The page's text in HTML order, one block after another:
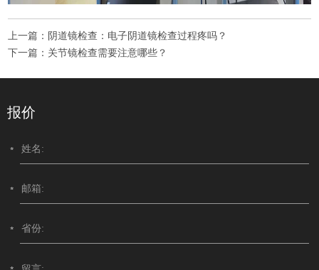
上一篇： 阴道镜检查：电子阴道镜检查过程疼吗？
下一篇： 关节镜检查需要注意哪些？
报价